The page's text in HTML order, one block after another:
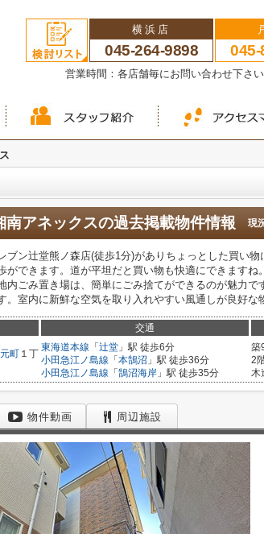
横浜店
045-264-9898 045-
営業時間：各店舗毎にお問い合わせ下
南アネックスの過去掲載物件情報 現
ブン辻堂熊ノ森店(徒歩1分)がありちょっとした買い
ができます。道が平坦だと買い物も快適にできます
内ごみ置き場は、簡単にごみ捨てができるのが魅力
。室内に新鮮な空気を取り入れやすい風通しが良好な
交通
町 １丁
東海道本線 「 辻堂 」駅 徒歩6分
小田急江ノ島線 「 本鵠沼 」駅 徒歩36分
小田急江ノ島線 「 鵠沼海岸 」駅 徒歩35分
築
2
木
物件動画 周辺施設